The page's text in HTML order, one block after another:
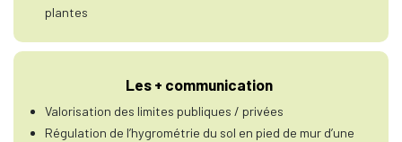
plantes
Les + communication
Valorisation des limites publiques / privées
Régulation de l’hygrométrie du sol en pied de mur d’une